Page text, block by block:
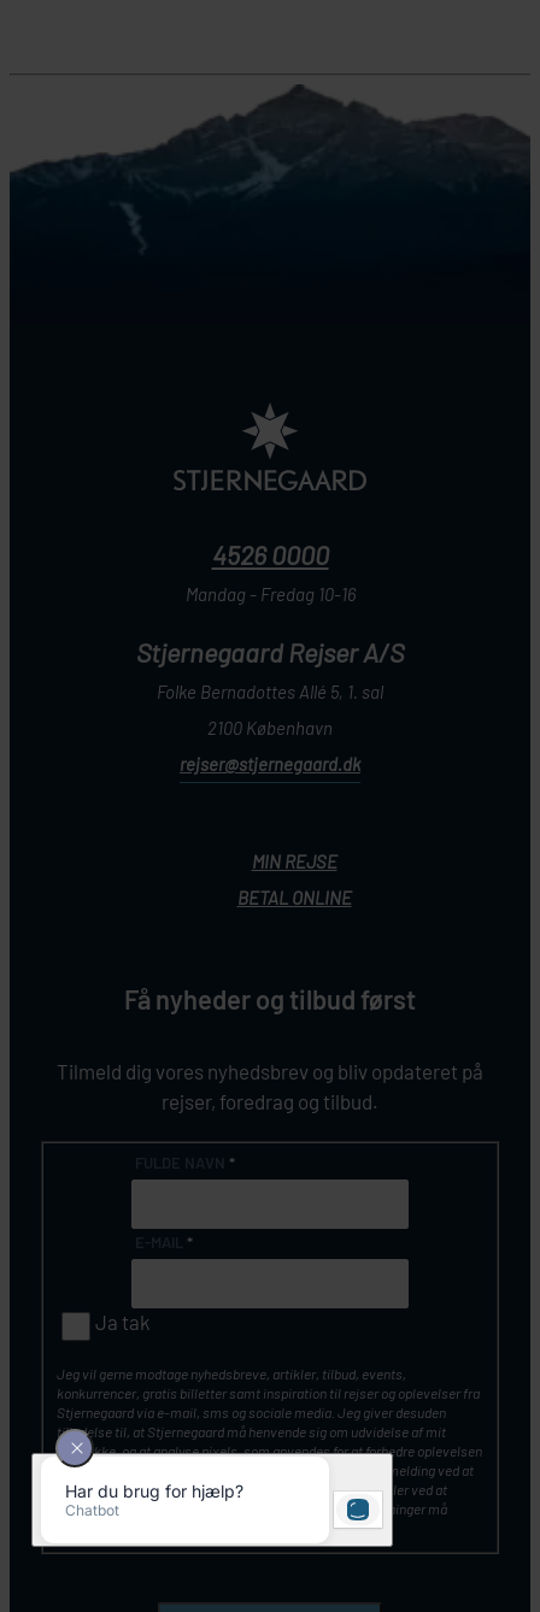
4526 0000
Mandag - Fredag 10-16
Stjernegaard Rejser A/S
Folke Bernadottes Allé 5, 1. sal
2100 København
rejser@stjernegaard.dk
MIN REJSE
BETAL ONLINE
Få nyheder og tilbud først
Tilmeld dig vores nyhedsbrev og bliv opdateret på
rejser, foredrag og tilbud.
*
*
Ja tak
Jeg vil gerne modtage nyhedsbreve, artikler, tilbud, events,
konkurrencer, gratis billetter samt inspiration til rejser og oplevelser fra
Stjernegaard via e-mail, sms og sociale media. Jeg giver desuden
tilladelse til, at Stjernegaard må henvende sig om udvidelse af mit
samtykke, og at analyse pixels, som anvendes for at forbedre oplevelsen
af vores kommunikation. Du kan altid tilbagekalde din tilmelding ved at
klikke på ”Afmeld nyhedsbrev” nederst i nyhedsbrevet – eller ved at
kontakte Stjernegaards kundeservice. Mine personoplysninger må